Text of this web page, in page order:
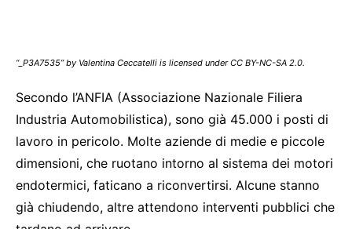
“_P3A7535” by Valentina Ceccatelli is licensed under CC BY-NC-SA 2.0.
Secondo l’ANFIA (Associazione Nazionale Filiera
Industria Automobilistica), sono già 45.000 i posti di
lavoro in pericolo. Molte aziende di medie e piccole
dimensioni, che ruotano intorno al sistema dei motori
endotermici, faticano a riconvertirsi. Alcune stanno
già chiudendo, altre attendono interventi pubblici che